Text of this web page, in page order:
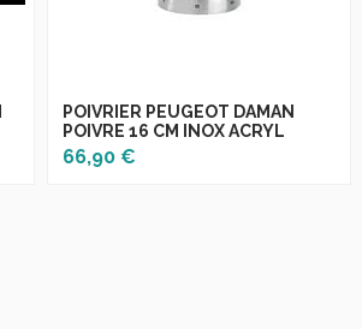
POIVRIER PEUGEOT DAMAN
POIVRE 16 CM INOX ACRYL
66,90 €